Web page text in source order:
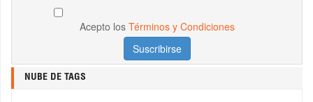
Acepto los Términos y Condiciones
NUBE DE TAGS